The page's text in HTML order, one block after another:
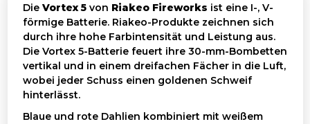
Die Vortex 5von Riakeo Fireworks ist eine I-, V-
förmige Batterie. Riakeo-Produkte zeichnen sich
durch ihre hohe Farbintensität und Leistung aus.
Die Vortex 5-Batterie feuert ihre 30-mm-Bombetten
vertikal und in einem dreifachen Fächer in die Luft,
wobei jeder Schuss einen goldenen Schweif
hinterlässt.
Blaue und rote Dahlien kombiniert mit weißem